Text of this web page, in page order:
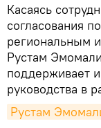
Касаясь
согласования
региональным
Рустам
поддерживает
руководства в
Рустам